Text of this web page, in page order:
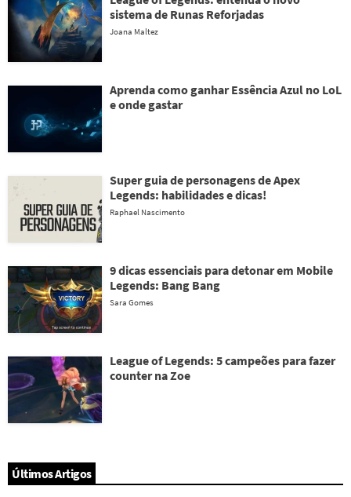
sistema de Runas Reforjadas
Joana Maltez
Aprenda como ganhar Essência Azul no LoL
e onde gastar
Super guia de personagens de Apex
Legends: habilidades e dicas!
Raphael Nascimento
9 dicas essenciais para detonar em Mobile
Legends: Bang Bang
Sara Gomes
League of Legends: 5 campeões para fazer
counter na Zoe
Últimos Artigos